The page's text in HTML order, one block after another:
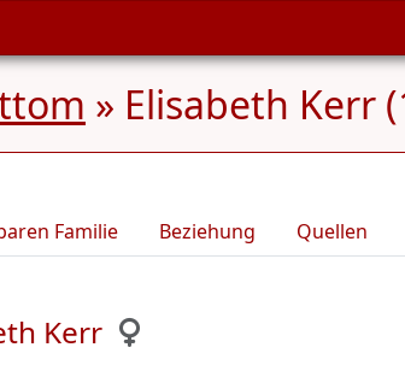
» Elisabeth Kerr
Familie Beziehung Quellen
Kerr